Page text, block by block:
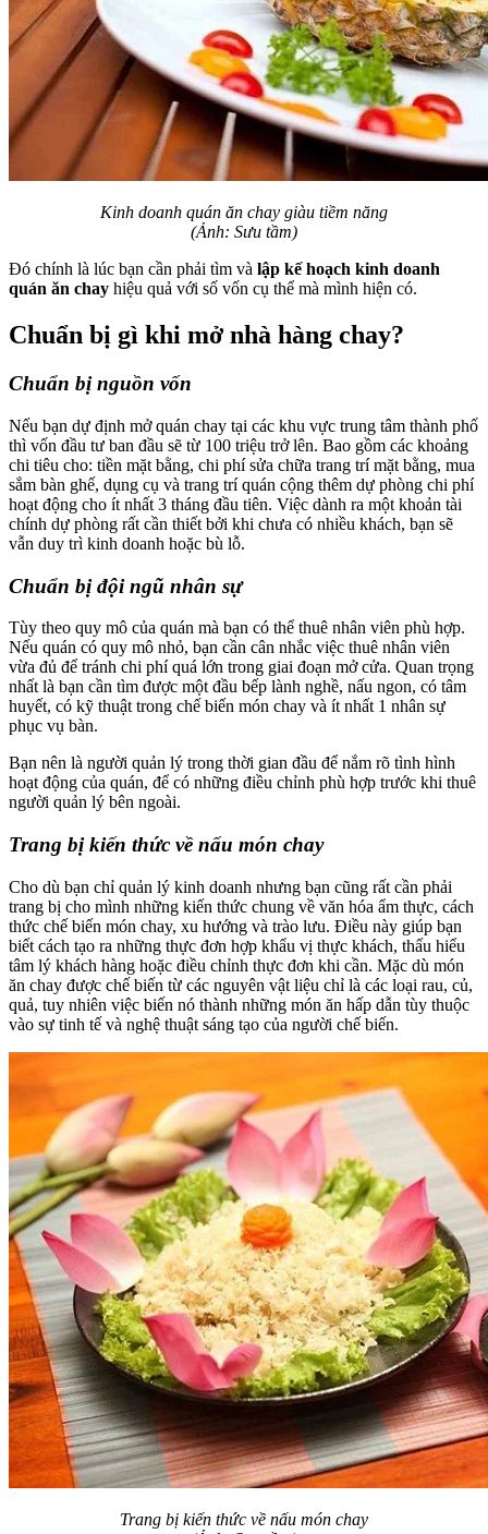
Kinh doanh quán ăn chay giàu tiềm năng
(Ảnh: Sưu tầm)
Đó chính là lúc bạn cần phải tìm và lập kế hoạch kinh doanh
quán ăn chay hiệu quả với số vốn cụ thể mà mình hiện có.
Chuẩn bị gì khi mở nhà hàng chay?
Chuẩn bị nguồn vốn
Nếu bạn dự định mở quán chay tại các khu vực trung tâm thành phố
thì vốn đầu tư ban đầu sẽ từ 100 triệu trở lên. Bao gồm các khoảng
chi tiêu cho: tiền mặt bằng, chi phí sửa chữa trang trí mặt bằng, mua
sắm bàn ghế, dụng cụ và trang trí quán cộng thêm dự phòng chi phí
hoạt động cho ít nhất 3 tháng đầu tiên. Việc dành ra một khoản tài
chính dự phòng rất cần thiết bởi khi chưa có nhiều khách, bạn sẽ
vẫn duy trì kinh doanh hoặc bù lỗ.
Chuẩn bị đội ngũ nhân sự
Tùy theo quy mô của quán mà bạn có thể thuê nhân viên phù hợp.
Nếu quán có quy mô nhỏ, bạn cần cân nhắc việc thuê nhân viên
vừa đủ để tránh chi phí quá lớn trong giai đoạn mở cửa. Quan trọng
nhất là bạn cần tìm được một đầu bếp lành nghề, nấu ngon, có tâm
huyết, có kỹ thuật trong chế biến món chay và ít nhất 1 nhân sự
phục vụ bàn.
Bạn nên là người quản lý trong thời gian đầu để nắm rõ tình hình
hoạt động của quán, để có những điều chỉnh phù hợp trước khi thuê
người quản lý bên ngoài.
Trang bị kiến thức về nấu món chay
Cho dù bạn chỉ quản lý kinh doanh nhưng bạn cũng rất cần phải
trang bị cho mình những kiến thức chung về văn hóa ẩm thực, cách
thức chế biến món chay, xu hướng và trào lưu. Điều này giúp bạn
biết cách tạo ra những thực đơn hợp khẩu vị thực khách, thấu hiểu
tâm lý khách hàng hoặc điều chỉnh thực đơn khi cần. Mặc dù món
ăn chay được chế biến từ các nguyên vật liệu chỉ là các loại rau, củ,
quả, tuy nhiên việc biến nó thành những món ăn hấp dẫn tùy thuộc
vào sự tinh tế và nghệ thuật sáng tạo của người chế biến.
Trang bị kiến thức về nấu món chay